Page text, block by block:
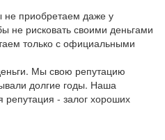
приобретаем даже у
не рисковать своими деньгами
только с официальными
Мы свою репутацию
долгие годы. Наша
репутация - залог хороших